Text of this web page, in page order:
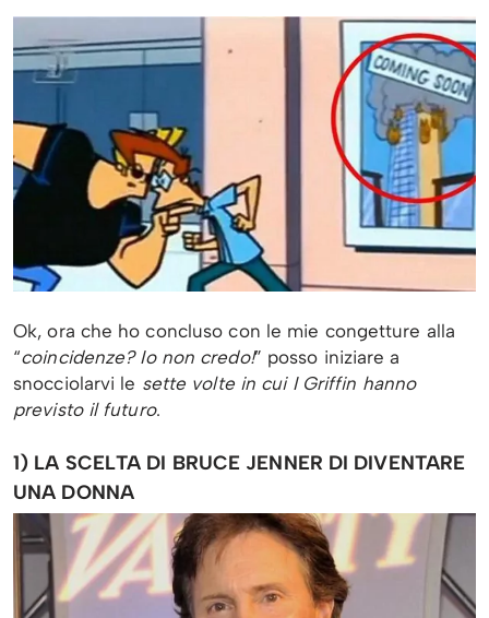
Ok, ora che ho concluso con le mie congetture alla
“coincidenze? Io non credo!” posso iniziare a
snocciolarvi le sette volte in cui I Griffin hanno
previsto il futuro.
1) LA SCELTA DI BRUCE JENNER DI DIVENTARE
UNA DONNA